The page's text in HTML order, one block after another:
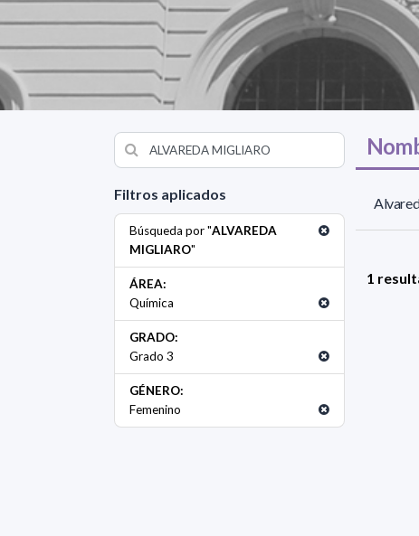
Filtros aplicados
Búsqueda por "ALVAREDA
MIGLIARO"
ÁREA:
Química
GRADO:
Grado 3
GÉNERO:
Femenino
1